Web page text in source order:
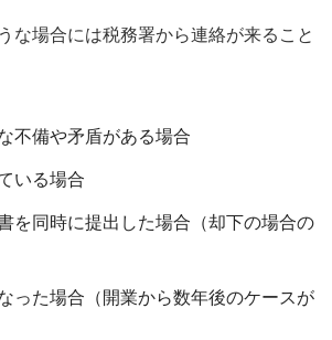
な場合には税務署から連絡が来ること
不備や矛盾がある場合
いる場合
を同時に提出した場合（却下の場合の
った場合（開業から数年後のケースが